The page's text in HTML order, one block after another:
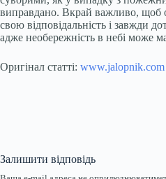
виправдано. Вкрай важливо, щоб
свою відповідальність і завжди
адже необережність в небі може
Оригінал статті: www.jalopnik.com
Залишити відповідь